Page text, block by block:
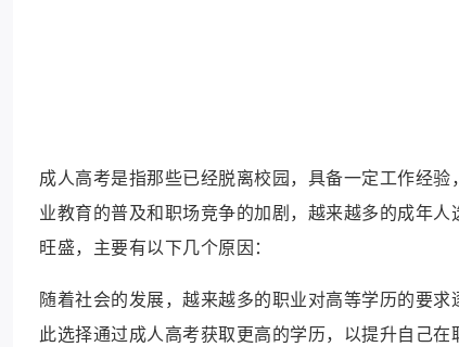
成人高考是指那些已经脱离校园，具备一定工作经
业教育的普及和职场竞争的加剧，越来越多的成年
旺盛，主要有以下几个原因：
随着社会的发展，越来越多的职业对高等学历的要
此选择通过成人高考获取更高的学历，以提升自己在